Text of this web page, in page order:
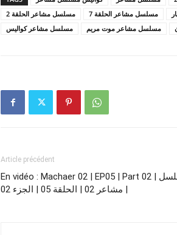
مسلسل مشاعر الحلقة 2
مسلسل مشاعر الحلقة 7
مسلسل مشاعر كواليس
مسلسل مشاعر موت مريم
Article précédent
En vidéo : Machaer 02 | EP05 | Part 02 | مسلسل